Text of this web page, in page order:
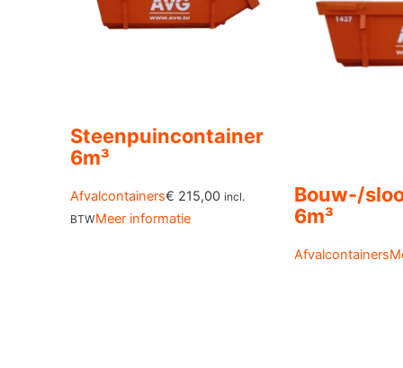
Steenpuincontainer
6m³
Afvalcontainers€ 215,00 incl.
BTWMeer informatie
Bouw-/
6m³
Afvalcontainers